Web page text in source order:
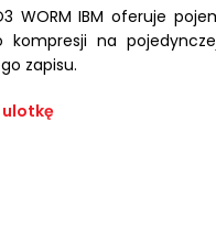
WORM IBM oferuje
kompresji na
zapisu.